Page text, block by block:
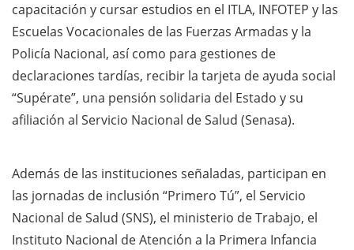
capacitación y cursar estudios en el ITLA, INFOTEP y las
Escuelas Vocacionales de las Fuerzas Armadas y la
Policía Nacional, así como para gestiones de
declaraciones tardías, recibir la tarjeta de ayuda social
“Supérate”, una pensión solidaria del Estado y su
afiliación al Servicio Nacional de Salud (Senasa).
Además de las instituciones señaladas, participan en
las jornadas de inclusión “Primero Tú”, el Servicio
Nacional de Salud (SNS), el ministerio de Trabajo, el
Instituto Nacional de Atención a la Primera Infancia